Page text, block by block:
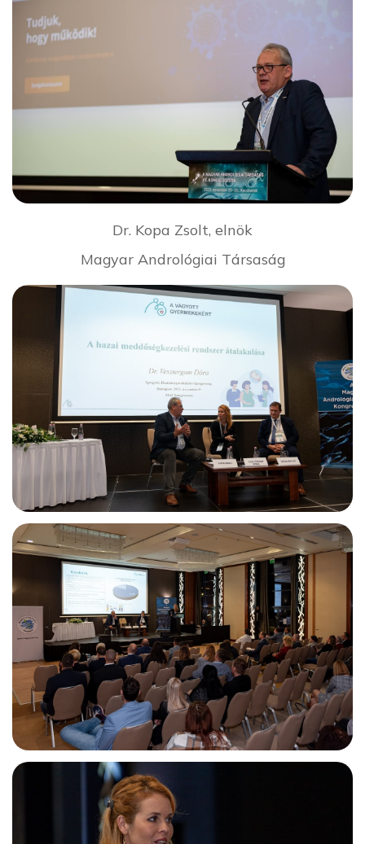
Dr. Kopa Zsolt, elnök
Magyar Andrológiai Társaság